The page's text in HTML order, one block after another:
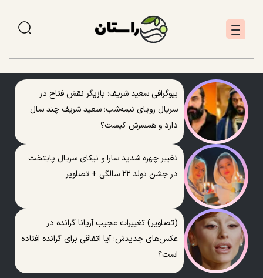
بیوگرافی سعید شریف؛ بازیگر نقش فتاح در
سریال رویای نیمه‌شب؛ سعید شریف چند سال
دارد و همسرش کیست؟
تغییر چهره شدید سارا و نیکای سریال پایتخت
در جشن تولد ۲۲ سالگی + تصاویر
(تصاویر) تغییرات عجیب آریانا گرانده در
عکس‌های جدیدش؛ آیا اتفاقی برای گرانده افتاده
است؟